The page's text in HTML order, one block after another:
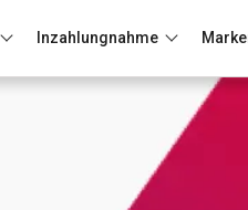
Inzahlungnahme